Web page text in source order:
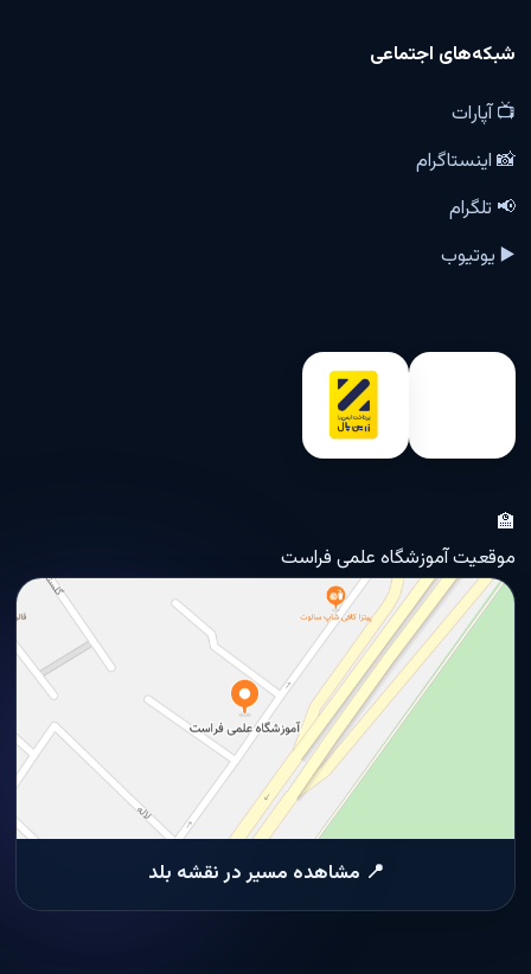
شبکه‌های اجتماعی
📺 آپارات
📸 اینستاگرام
📢 تلگرام
▶️ یوتیوب
🏫
موقعیت آموزشگاه علمی فراست
📍 مشاهده مسیر در نقشه بلد